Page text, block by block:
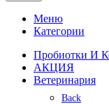
Меню
Категории
Пробиотки И
АКЦИЯ
Ветеринария
Back